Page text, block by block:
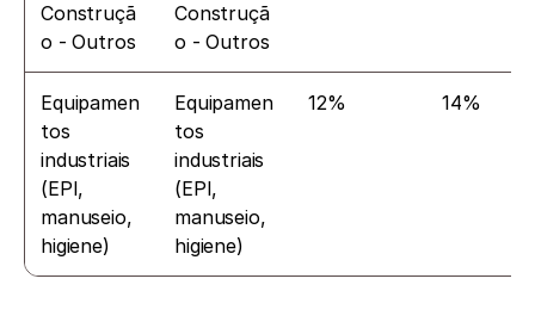
Construçã
o - Outros
Construçã
o - Outros
Equipamen
tos
industriais
(EPI,
manuseio,
higiene)
Equipamen
tos
industriais
(EPI,
manuseio,
higiene)
12% 14%